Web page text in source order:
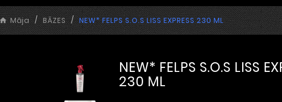
Māja BĀZES NEW* FELPS S.O.S LISS EXPRESS 230 ML
NEW* FELPS S.O.S LISS
230 ML